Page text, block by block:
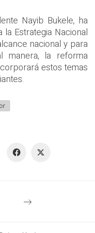
Nayib Bukele, ha
Estrategia Nacional
nacional y para
manera, la reforma
estos temas